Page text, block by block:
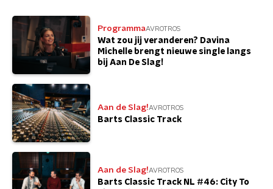
ProgrammaAVROTROS
Wat zou jij veranderen? Davina
Michelle brengt nieuwe single langs
bij Aan De Slag!
Aan de Slag!AVROTROS
Barts Classic Track
Aan de Slag!AVROTROS
Barts Classic Track NL #46: City To